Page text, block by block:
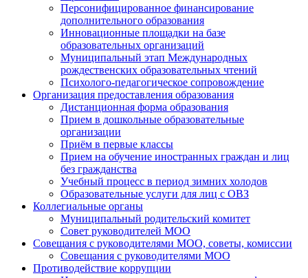
Персонифицированное финансирование
дополнительного образования
Инновационные площадки на базе
образовательных организаций
Муниципальный этап Международных
рождественских образовательных чтений
Психолого-педагогическое сопровождение
Организация предоставления образования
Дистанционная форма образования
Прием в дошкольные образовательные
организации
Приём в первые классы
Прием на обучение иностранных граждан и лиц
без гражданства
Учебный процесс в период зимних холодов
Образовательные услуги для лиц с ОВЗ
Коллегиальные органы
Муниципальный родительский комитет
Совет руководителей МОО
Совещания с руководителями МОО, советы, комиссии
Совещания с руководителями МОО
Противодействие коррупции